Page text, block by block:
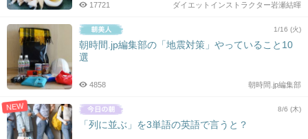
ダイエットインストラクター岩瀬結暉
17721
1/16 (火)
朝時間.jp編集部の「地震対策」やっていること10
選
朝時間.jp編集部
4858
NEW 8/6 (木)
「列に並ぶ」を3単語の英語で言うと？